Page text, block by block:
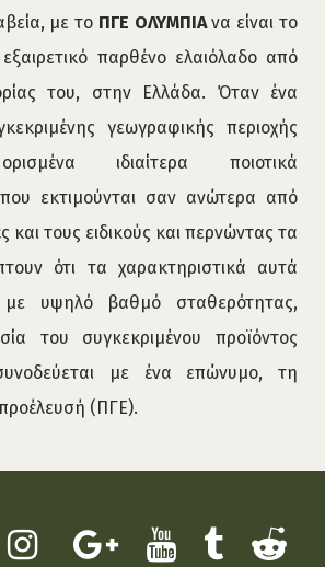
με το ΠΓΕ ΟΛΥΜΠΙΑνα είναι το
παρθένο ελαιόλαδο από
του, στην Ελλάδα. Όταν ένα
γεωγραφικής περιοχής
ιδιαίτερα ποιοτικά
που εκτιμούνται σαν ανώτερα από
και τους ειδικούς και περνώντας τα
ότι τα χαρακτηριστικά αυτά
με υψηλό βαθμό σταθερότητας,
του συγκεκριμένου προϊόντος
με ένα επώνυμο, τη
(ΠΓΕ).